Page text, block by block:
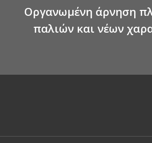
Οργανωμένη άρνηση
παλιών και νέων